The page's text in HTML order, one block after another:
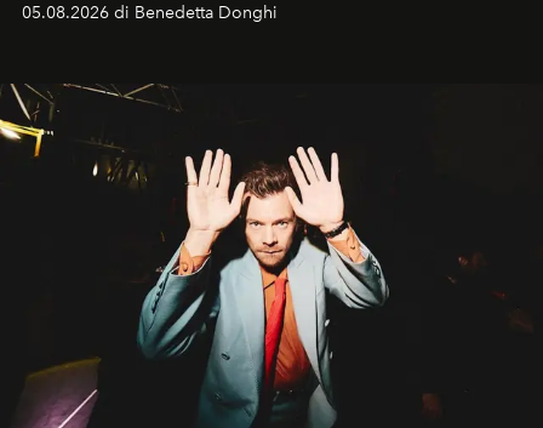
contemporanea e storytelling d'autore, le maison
di esprimere identità, visione e desiderio.
05.08.2026 di Benedetta Donghi